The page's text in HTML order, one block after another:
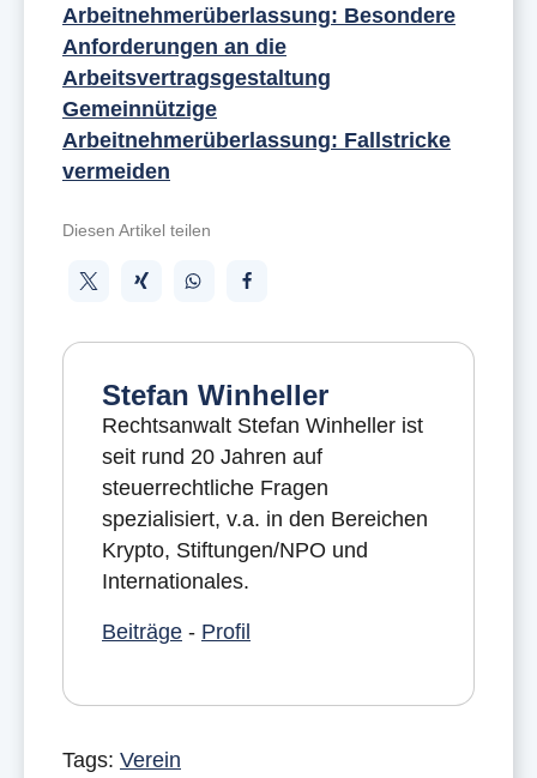
Arbeitnehmerüberlassung: Besondere
Anforderungen an die
Arbeitsvertragsgestaltung
Gemeinnützige
Arbeitnehmerüberlassung: Fallstricke
vermeiden
Diesen Artikel teilen
Stefan Winheller
Rechtsanwalt Stefan Winheller ist
seit rund 20 Jahren auf
steuerrechtliche Fragen
spezialisiert, v.a. in den Bereichen
Krypto, Stiftungen/NPO und
Internationales.
Beiträge - Profil
Tags: Verein